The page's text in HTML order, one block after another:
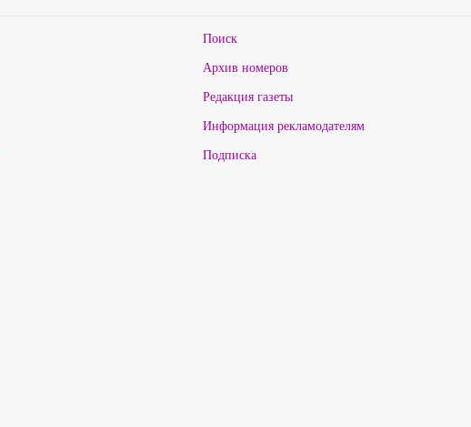
Поиск
Архив номеров
Редакция газеты
Информация рекламодателям
Подписка